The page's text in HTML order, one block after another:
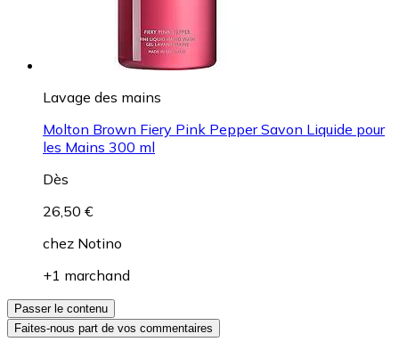
Lavage des mains
Molton Brown Fiery Pink Pepper Savon Liquide pour
les Mains 300 ml
Dès
26,50 €
chez Notino
+1 marchand
Passer le contenu
Faites-nous part de vos commentaires